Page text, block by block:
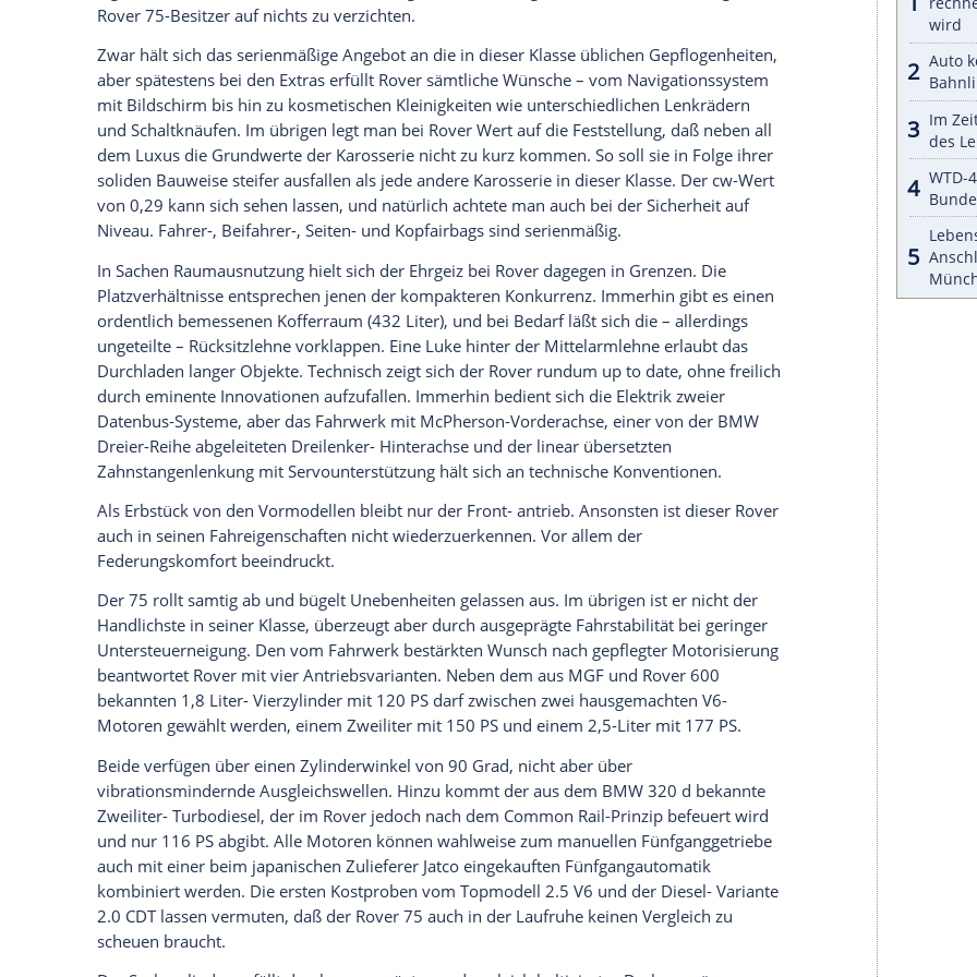
ihren üppigen Chromschmuck und durch die Tatsache, daß sie mit 4,75 Meter Länge und
ei nem Radstand von 2,75 Metern ganz schön stattlich daherkommt.
Ein Fünfer vonBMWist kaum größer. Das passende Konkurrenzfeld sieht
aber eher
in der Klasse darunter. InDeutschlandwird er als ausgefallene Alternative zum Audi A4
,
zurMercedesC-Klasse und – wenn es denn sein muß – auch zurBMWDreier-Reihe
antreten.
Spätestens beim Anblick des Innenraums sollen dann selbst hartnäckige Rover-Skeptiker
schwach werden. Schwellende Polster in kontrastieren- den Farben, hochglanzpoliertes
Walnußwurzelfurnier „ als integraler Bestandteil des Armaturenbretts“ (Chef-Innendesigner
Wyn Thomas), dazu eiförmige Instrumente mit cremefarbenen Zifferblättern und
Chromrändchen – im breiten Grenzbereich zwischen Kitsch und Klassik zieht
sämtliche Register großbürgerlicherInnenarchitektur.
Richtig schön wird es aber erst mit der aufpreispflichtigen Lederausstattung samt farblich
abgesetzten Keder. Derart aufgemöbelt würde das Auto selbst in der Luxusklasse eine gute
Figur machen. Aber auch was den Umfang der Ausstattung betrifft, brauchen künftige
Rover75-Besitzer auf nichts zu verzichten.
Zwar hält sich das serienmäßige Angebot an die in dieser Klasse üblichen Gepflogenheiten,
aber spätestens bei den Extras erfüllt Roversämtliche Wünsche – vomNavigationssystem
mit Bildschirm bis hin zu kosmetischen Kleinigkeiten wie unterschiedlichen Lenkrädern
und Schaltknäufen. Im übrigen legt man beiRover Wertauf die Feststellung, daß neben all
dem Luxus die Grundwerte derKarosserie nicht zu kurz kommen. So soll sie in Folge ihrer
soliden Bauweise steifer ausfallen als jede andereKarosseriein dieser Klasse. Der cw-Wert
von 0,29 kann sich sehen lassen, und natürlich achtete man auch bei der Sicherheit auf
Niveau. Fahrer-, Beifahrer-, Seiten- und Kopfairbags sind serienmäßig.
In Sachen Raumausnutzung hielt sich der Ehrgeiz beiRoverdagegen in Grenzen. Die
Platzverhältnisse entsprechen jenen der kompakteren Konkurrenz. Immerhin gibt es einen
ordentlich bemessenen Kofferraum (432 Liter), und bei Bedarf läßt sich die – allerdings
ungeteilte – Rücksitzlehne vorklappen. Eine Luke hinter der Mittelarmlehne erlaubt das
Durchladen langer Objekte. Technisch zeigt sich der rundum up to date, ohne freilich